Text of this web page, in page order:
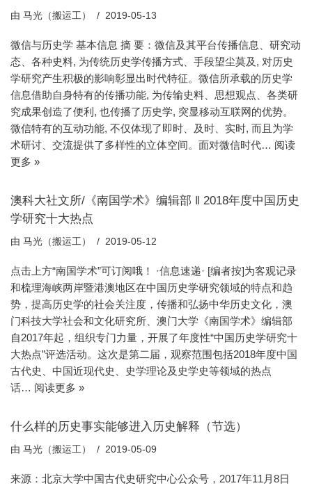
由 马光（搬运工） 2019-05-13
微信与历史学 基本信息 摘 要：微信及其平台传播信息、研究动
态、各种史料, 为传统历史学传播方式、手段望尘莫及, 对历史
学研究产生积极的影响彰显出时代特征。微信所承载的历史学
信息借助自身特有的传播功能, 为传输史料、思想观点、各类研
究成果创造了便利, 也传播了历史学, 突显移动互联网的优势。
微信特有的互动功能, 不仅体现了即时、及时、实时, 而且为学
术研讨、交流提供了多样性的立体空间。面对微信时代… 阅读
更多 »
澳科大社文所/《南国学术》编辑部 ‖ 2018年度中国历史
学研究十大热点
由 马光（搬运工） 2019-05-12
点击上方“南国学术”可订阅哦！ ·信息速递· [编者按]为客观记录
和梳理海峡两岸暨港澳地区在中国历史学研究领域的特点和趋
势，提高历史学的社会关注度，传播和弘扬中华历史文化，澳
门科技大学社会和文化研究所、澳门大学《南国学术》编辑部
自2017年起，组织专门力量，开展了年度性“中国历史学研究十
大热点”评选活动。这次是第二届，观察范围包括2018年度中国
古代史、中国近现代史、史学理论及史学史等领域的热点
话… 阅读更多 »
什么样的历史事实能够进入历史解释（节选）
由 马光（搬运工） 2019-05-09
来源：北京大学中国古代史研究中心公众号，2017年11月8日